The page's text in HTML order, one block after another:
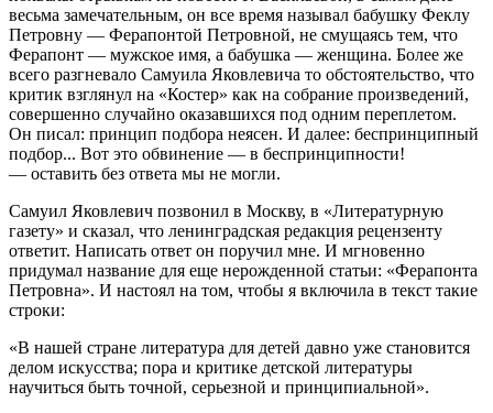
весьма замечательным, он все время называл бабушку Феклу
Петровну — Ферапонтой Петровной, не смущаясь тем, что
Ферапонт — мужское имя, а бабушка — женщина. Более же
всего разгневало Самуила Яковлевича то обстоятельство, что
критик взглянул на «Костер» как на собрание произведений,
совершенно случайно оказавшихся под одним переплетом.
Он писал: принцип подбора неясен. И далее: беспринципный
подбор... Вот это обвинение — в беспринципности!
— оставить без ответа мы не могли.
Самуил Яковлевич позвонил в Москву, в «Литературную
газету» и сказал, что ленинградская редакция рецензенту
ответит. Написать ответ он поручил мне. И мгновенно
придумал название для еще нерожденной статьи: «Ферапонта
Петровна». И настоял на том, чтобы я включила в текст такие
строки:
«В нашей стране литература для детей давно уже становится
делом искусства; пора и критике детской литературы
научиться быть точной, серьезной и принципиальной».